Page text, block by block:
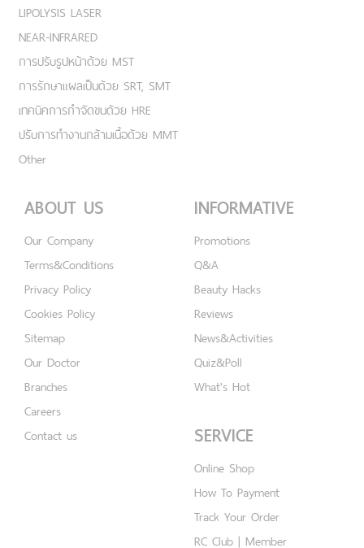
LIPOLYSIS LASER
NEAR-INFRARED
การปรับรูปหน้าด้วย MST
การรักษาแผลเป็นด้วย SRT, SMT
เทคนิคการกำจัดขนด้วย HRE
ปรับการทำงานกล้ามเนื้อด้วย MMT
Other
ABOUT US
Our Company
Terms&Conditions
Privacy Policy
Cookies Policy
Sitemap
Our Doctor
Branches
Careers
Contact us
INFORMATIVE
Promotions
Q&A
Beauty Hacks
Reviews
News&Activities
Quiz&Poll
What's Hot
SERVICE
Online Shop
How To Payment
Track Your Order
RC Club | Member